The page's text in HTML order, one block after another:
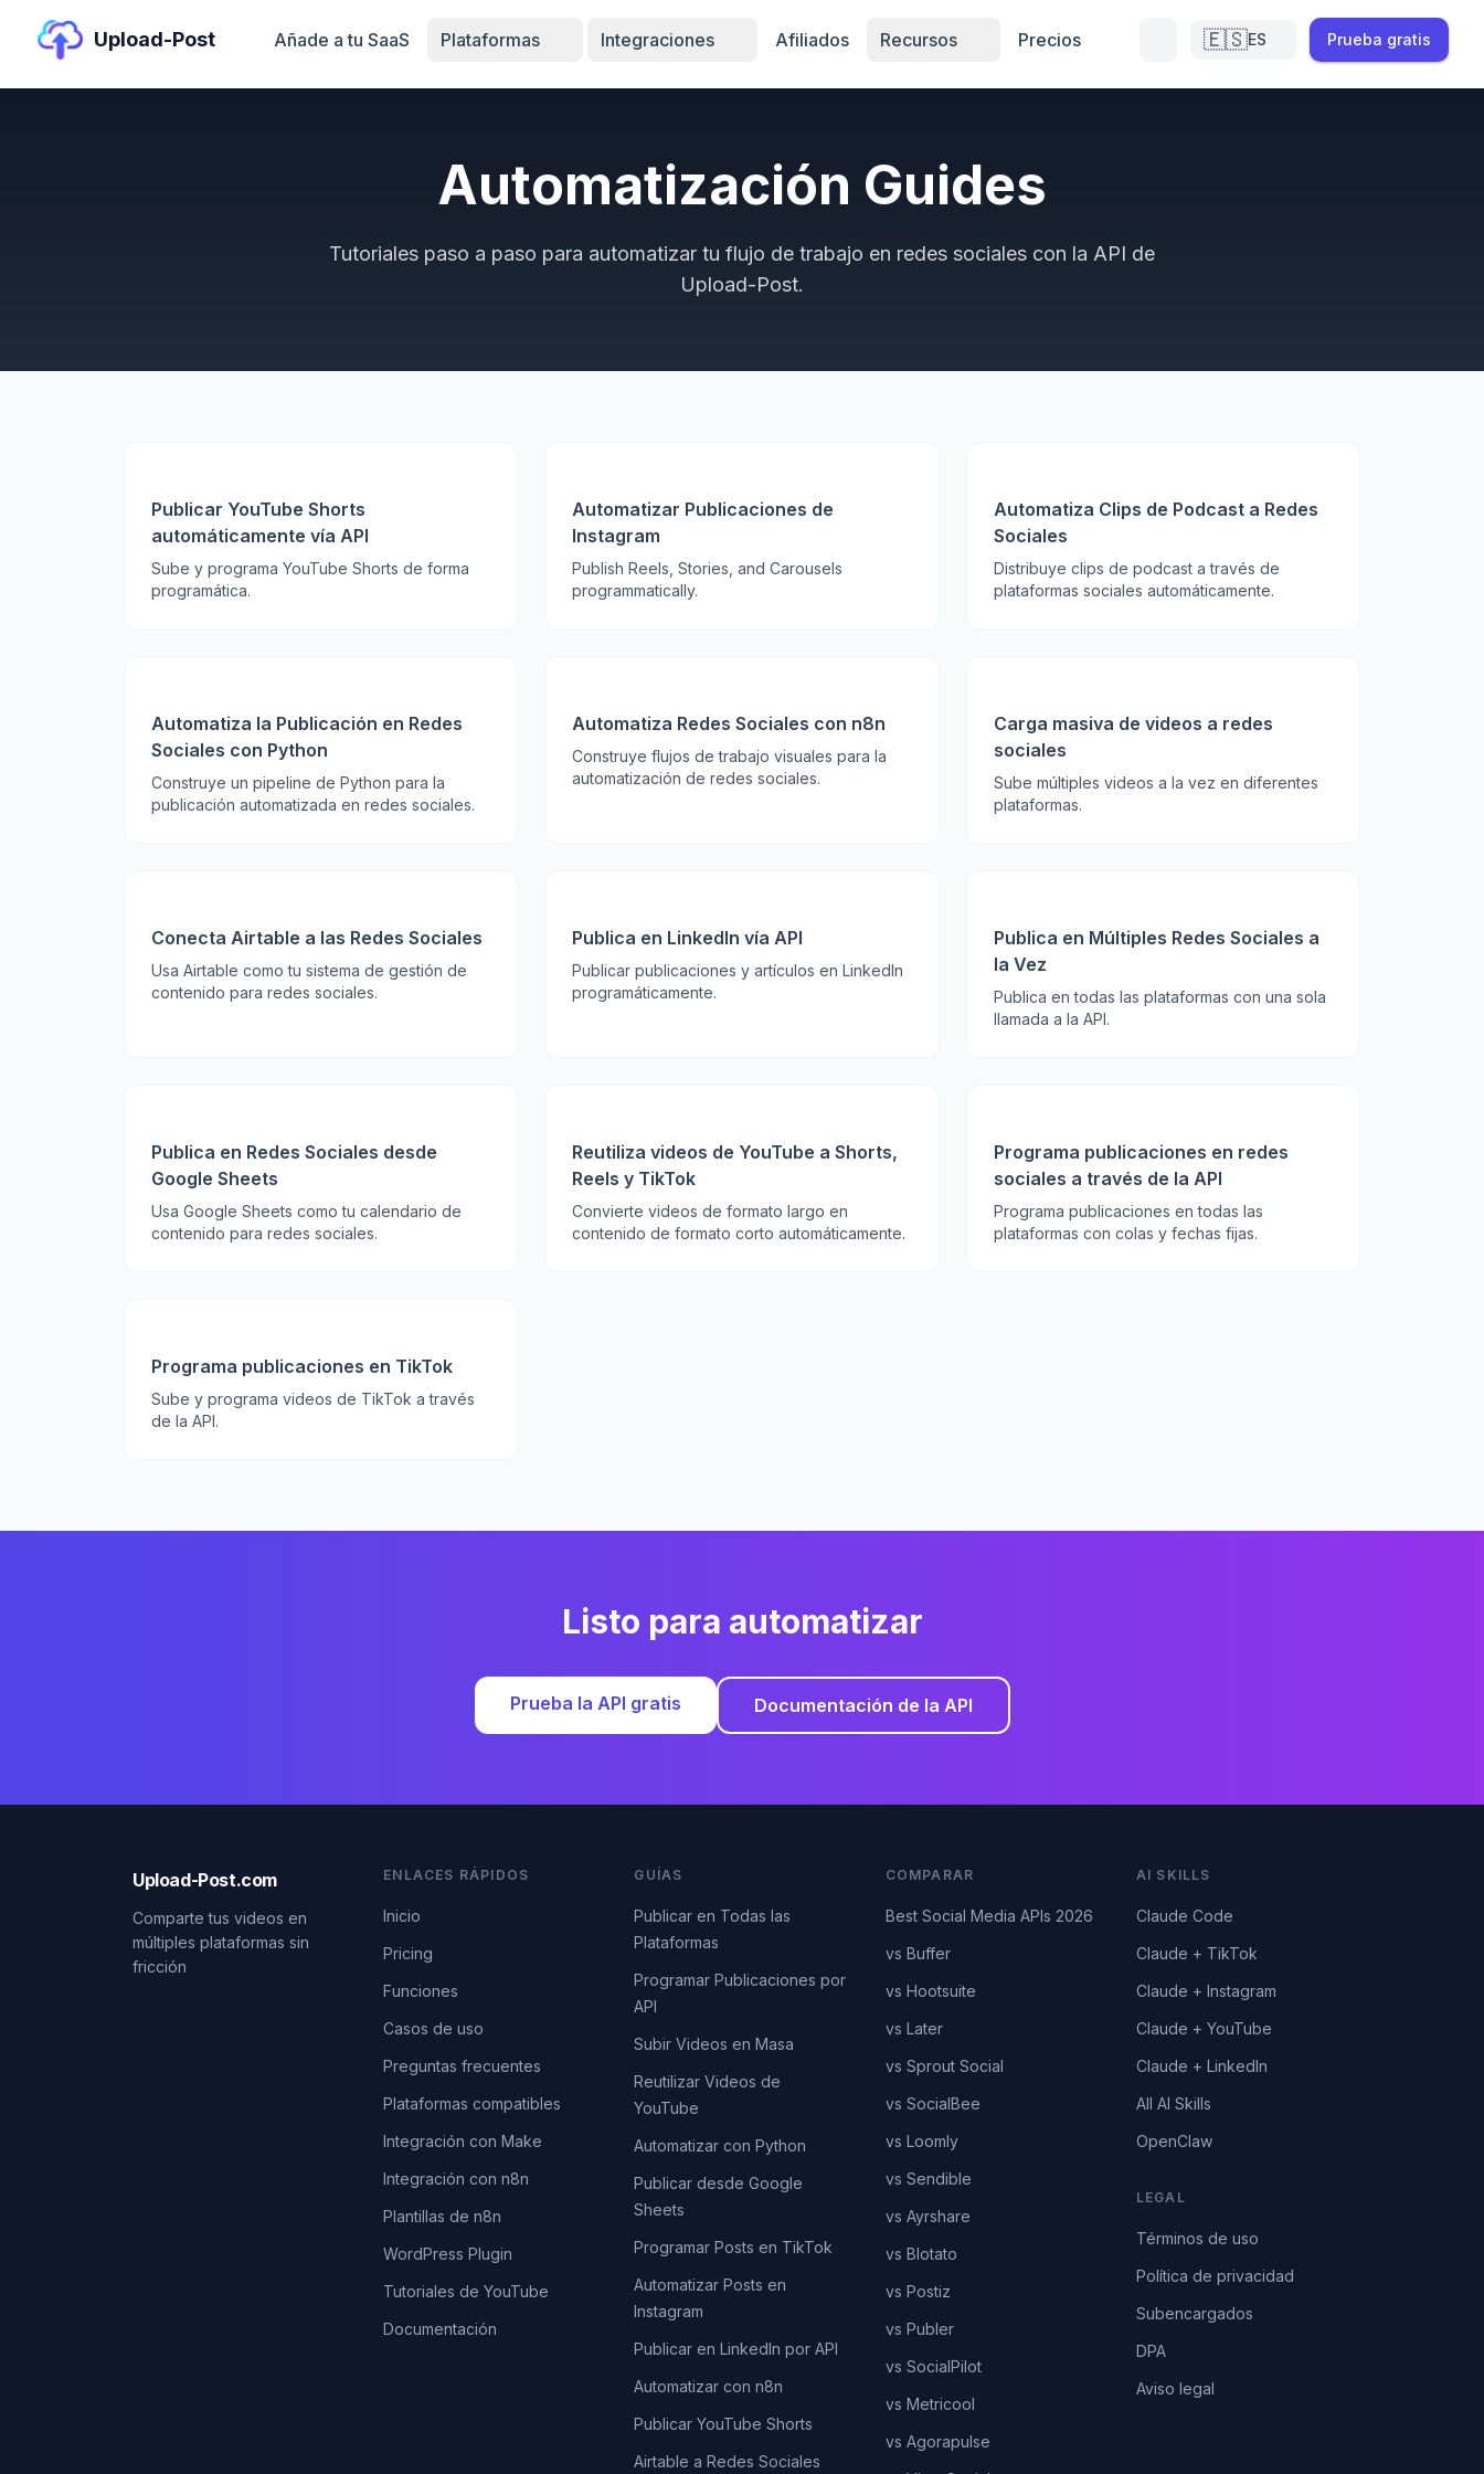
Upload-Post Añade a tu SaaS Plataformas Integraciones Afiliados Recursos Precios 🇪🇸ES Prueba gratis
Automatización Guides
Tutoriales paso a paso para automatizar tu flujo de trabajo en redes sociales con la API de
Upload-Post.
Publicar YouTube Shorts
automáticamente vía API
Sube y programa YouTube Shorts de forma
programática.
Automatizar Publicaciones de
Instagram
Publish Reels, Stories, and Carousels
programmatically.
Automatiza Clips de Podcast a Redes
Sociales
Distribuye clips de podcast a través de
plataformas sociales automáticamente.
Automatiza la Publicación en Redes
Sociales con Python
Construye un pipeline de Python para la
publicación automatizada en redes sociales.
Automatiza Redes Sociales con n8n
Construye flujos de trabajo visuales para la
automatización de redes sociales.
Carga masiva de videos a redes
sociales
Sube múltiples videos a la vez en diferentes
plataformas.
Conecta Airtable a las Redes Sociales
Usa Airtable como tu sistema de gestión de
contenido para redes sociales.
Publica en LinkedIn vía API
Publicar publicaciones y artículos en LinkedIn
programáticamente.
Publica en Múltiples Redes Sociales a
la Vez
Publica en todas las plataformas con una sola
llamada a la API.
Publica en Redes Sociales desde
Google Sheets
Usa Google Sheets como tu calendario de
contenido para redes sociales.
Reutiliza videos de YouTube a Shorts,
Reels y TikTok
Convierte videos de formato largo en
contenido de formato corto automáticamente.
Programa publicaciones en redes
sociales a través de la API
Programa publicaciones en todas las
plataformas con colas y fechas fijas.
Programa publicaciones en TikTok
Sube y programa videos de TikTok a través
de la API.
Listo para automatizar
Prueba la API gratis Documentación de la API
Upload-Post.com
Comparte tus videos en
múltiples plataformas sin
fricción
ENLACES RÁPIDOS
Inicio
Pricing
Funciones
Casos de uso
Preguntas frecuentes
Plataformas compatibles
Integración con Make
Integración con n8n
Plantillas de n8n
WordPress Plugin
Tutoriales de YouTube
Documentación
GUÍAS
Publicar en Todas las
Plataformas
Programar Publicaciones por
API
Subir Videos en Masa
Reutilizar Videos de
YouTube
Automatizar con Python
Publicar desde Google
Sheets
Programar Posts en TikTok
Automatizar Posts en
Instagram
Publicar en LinkedIn por API
Automatizar con n8n
Publicar YouTube Shorts
Airtable a Redes Sociales
COMPARAR
Best Social Media APIs 2026
vs Buffer
vs Hootsuite
vs Later
vs Sprout Social
vs SocialBee
vs Loomly
vs Sendible
vs Ayrshare
vs Blotato
vs Postiz
vs Publer
vs SocialPilot
vs Metricool
vs Agorapulse
AI SKILLS
Claude Code
Claude + TikTok
Claude + Instagram
Claude + YouTube
Claude + LinkedIn
All AI Skills
OpenClaw
LEGAL
Términos de uso
Política de privacidad
Subencargados
DPA
Aviso legal